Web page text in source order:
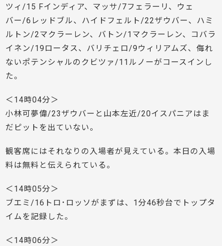
ツィ/15 Fインディア、マッサ/7フェラーリ、ウェ
バー/6レッドブル、ハイドフェルト/22ザウバー、ハミ
ルトン/2マクラーレン、バトン/1マクラーレン、コバラ
イネン/19ロータス、バリチェロ/9ウィリアムズ、侮れ
ないポテンシャルのクビツァ/11ルノーがコースインし
た。
＜14時04分＞
小林可夢偉/23ザウバーと山本左近/20イスパニアはま
だピットを出ていない。
観客席にはそれなりの入場者が見えている。本日の入場
料は無料と伝えられている。
＜14時05分＞
ブエミ/16トロ･ロッソがまずは、1分46秒台でトップタ
イムを記録した。
＜14時06分＞